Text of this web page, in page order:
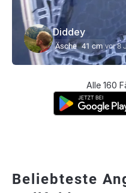
Diddey
Äsche 41 cm vor 8
Alle 160
Beliebteste